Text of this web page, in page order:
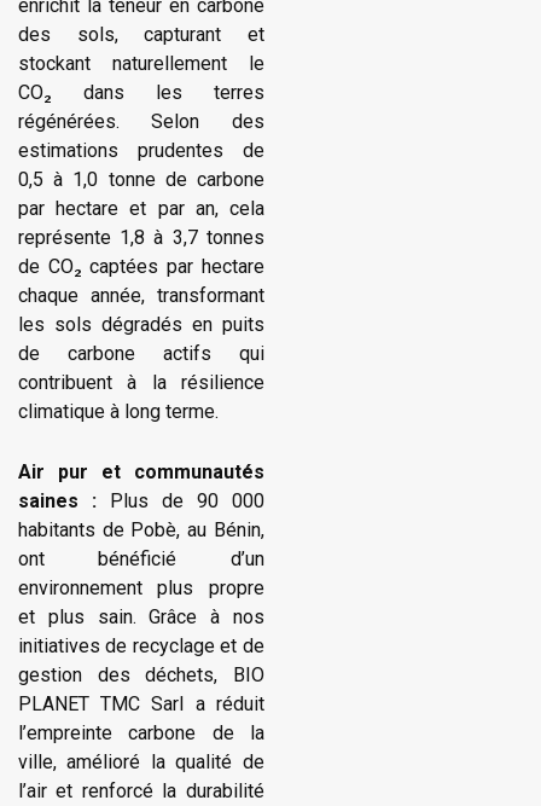
enrichit la teneur en carbone
des sols, capturant et
stockant naturellement le
CO₂ dans les terres
régénérées. Selon des
estimations prudentes de
0,5 à 1,0 tonne de carbone
par hectare et par an, cela
représente 1,8 à 3,7 tonnes
de CO₂ captées par hectare
chaque année, transformant
les sols dégradés en puits
de carbone actifs qui
contribuent à la résilience
climatique à long terme.
Air pur et communautés
saines : Plus de 90 000
habitants de Pobè, au Bénin,
ont bénéficié d’un
environnement plus propre
et plus sain. Grâce à nos
initiatives de recyclage et de
gestion des déchets, BIO
PLANET TMC Sarl a réduit
l’empreinte carbone de la
ville, amélioré la qualité de
l’air et renforcé la durabilité